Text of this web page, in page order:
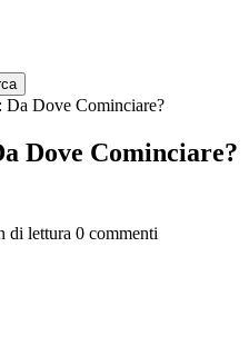
Da Dove Cominciare?
Dove Cominciare?
di lettura 0 commenti